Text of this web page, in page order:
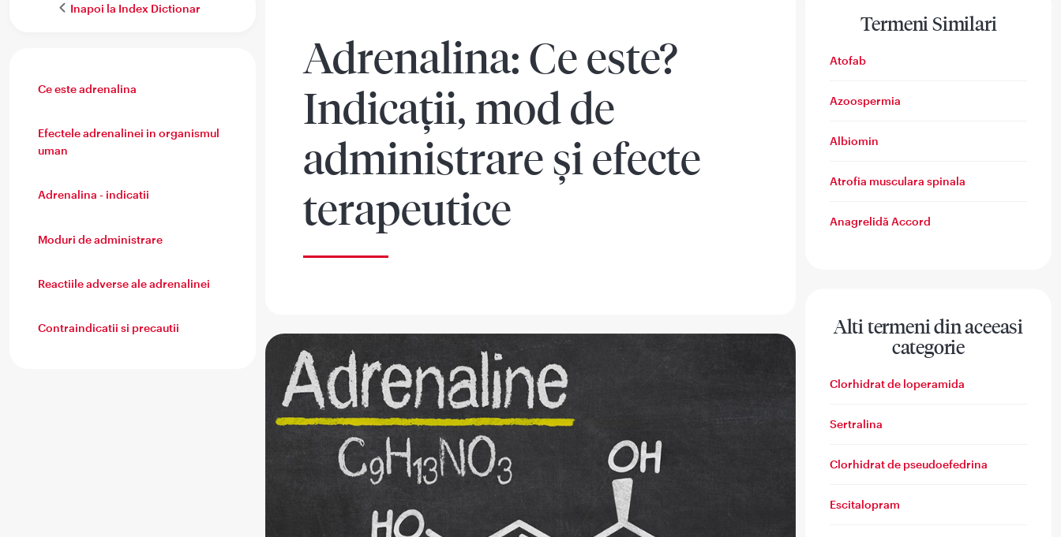
Inapoi la Index Dictionar
Ce este adrenalina
Efectele adrenalinei in organismul
uman
Adrenalina - indicatii
Moduri de administrare
Reactiile adverse ale adrenalinei
Contraindicatii si precautii
Adrenalina: Ce este?
Indicații, mod de
administrare și efecte
terapeutice
Termeni Similari
Atofab
Azoospermia
Albiomin
Atrofia musculara spinala
Anagrelidă Accord
Alti termeni din aceeasi
categorie
Clorhidrat de loperamida
Sertralina
Clorhidrat de pseudoefedrina
Escitalopram